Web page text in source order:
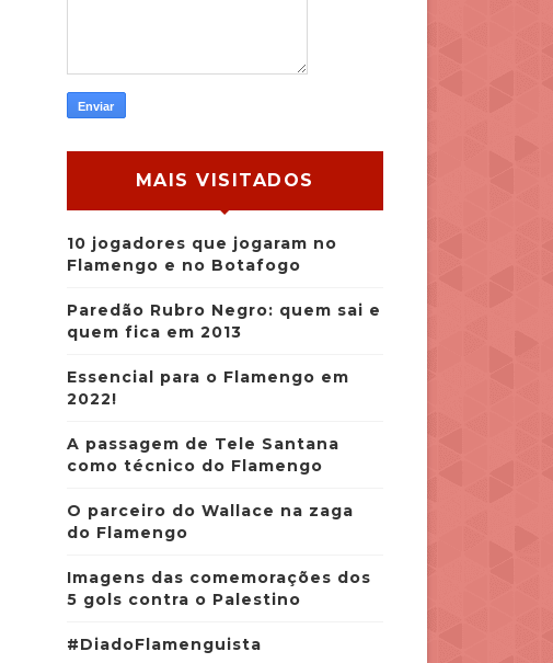
MAIS VISITADOS
10 jogadores que jogaram no
Flamengo e no Botafogo
Paredão Rubro Negro: quem sai e
quem fica em 2013
Essencial para o Flamengo em
2022!
A passagem de Tele Santana
como técnico do Flamengo
O parceiro do Wallace na zaga
do Flamengo
Imagens das comemorações dos
5 gols contra o Palestino
#DiadoFlamenguista